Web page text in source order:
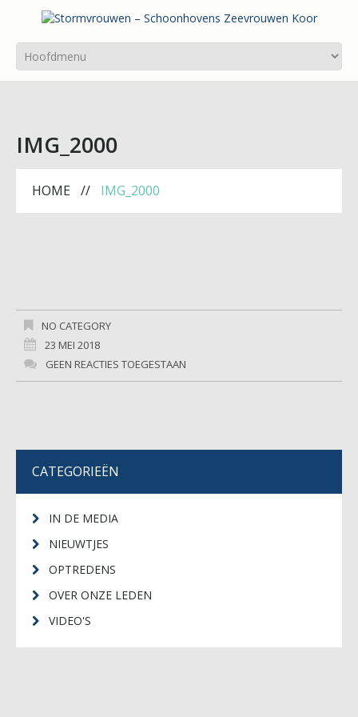
IMG_2000
HOME IMG_2000
NO CATEGORY
23 MEI 2018
GEEN REACTIES TOEGESTAAN
CATEGORIEËN
IN DE MEDIA
NIEUWTJES
OPTREDENS
OVER ONZE LEDEN
VIDEO'S